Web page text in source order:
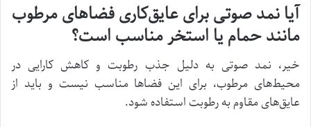
آیا نمد صوتی برای عایق‌کاری فضاهای مرطوب
مانند حمام یا استخر مناسب است؟
خیر، نمد صوتی به دلیل جذب رطوبت و کاهش کارایی در
محیط‌های مرطوب، برای این فضاها مناسب نیست و باید از
عایق‌های مقاوم به رطوبت استفاده شود.